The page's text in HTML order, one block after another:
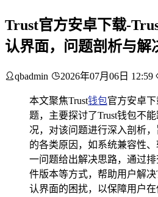
Trust官方安卓下载-
认界面，问题剖析与解
qbadmin 2026年07月06日 12:59
本文聚焦Trust钱包官方安卓
题，主要探讨了Trust钱包不
况，对该问题进行深入剖析
的各类原因，如系统兼容性
一问题给出解决思路，通过
件版本等方式，帮助用户解决
认界面的困扰，以保障用户在